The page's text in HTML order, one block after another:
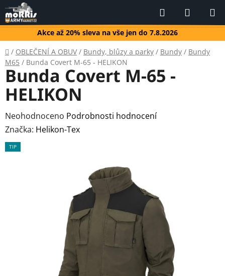
Přejít
na
obsah
Akce až 20% sleva na vše jen do 7.8.2026
Hledat
KOŠÍK
Domů
/ OBLEČENÍ A OBUV / Bundy, blůzy a parky / Bundy / Bundy
M65 / Bunda Covert M-65 - HELIKON
Bunda Covert M-65 -
HELIKON
Průměrné
hodnocení
produktu
Neohodnoceno Podrobnosti hodnocení
Značka: Helikon-Tex
TIP